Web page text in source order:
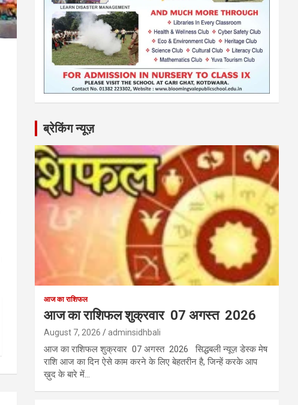
ब्रेकिंग न्यूज़
आज का राशिफल
आज का राशिफल शुक्रवार 07 अगस्त 2026
August 7, 2026 adminsidhbali
आज का राशिफल शुक्रवार 07 अगस्त 2026 सिद्धबली न्यूज़ डेस्क मेष
राशि आज का दिन ऐसे काम करने के लिए बेहतरीन है, जिन्हें करके आप
ख़ुद के बारे में…